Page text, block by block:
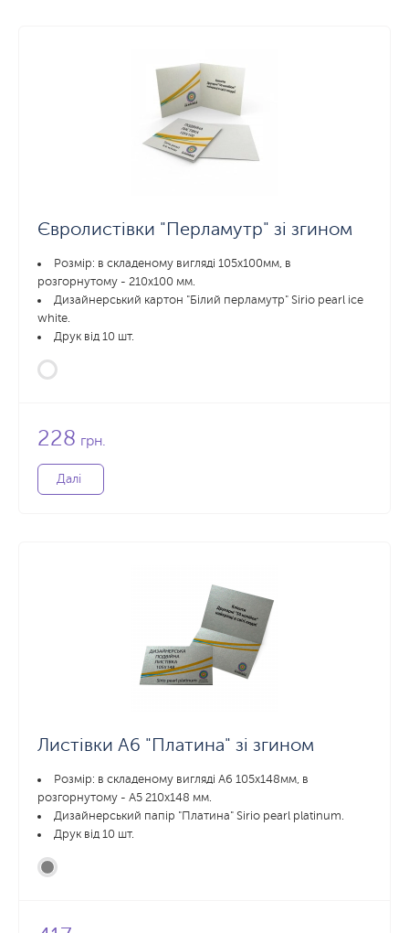
Євролистівки "Перламутр" зі згином
Розмір: в складеному вигляді 105х100мм, в
розгорнутому - 210x100 мм.
Дизайнерський картон "Білий перламутр" Sirio pearl ice
white.
Друк від 10 шт.
228 грн.
Далі
Листівки А6 "Платина" зі згином
Розмір: в складеному вигляді А6 105х148мм, в
розгорнутому - А5 210x148 мм.
Дизайнерський папір "Платина" Sirio pearl platinum.
Друк від 10 шт.